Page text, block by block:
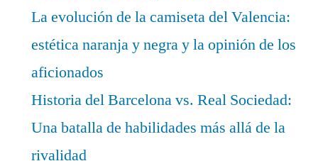
La evolución de la camiseta del Valencia:
estética naranja y negra y la opinión de los
aficionados
Historia del Barcelona vs. Real Sociedad:
Una batalla de habilidades más allá de la
rivalidad